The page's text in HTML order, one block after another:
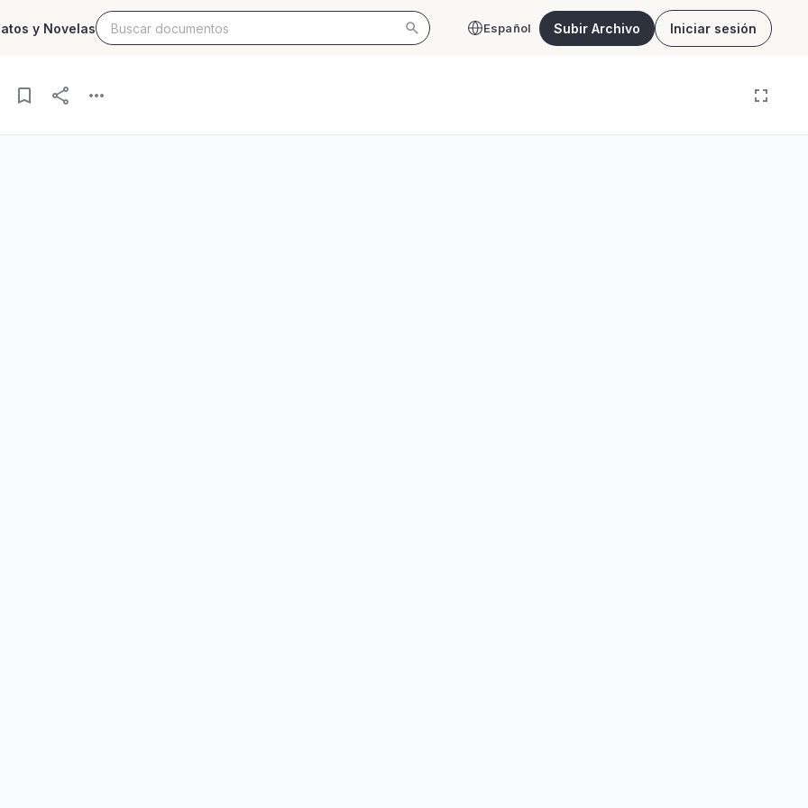
y Novelas Español Subir Archivo Iniciar sesión